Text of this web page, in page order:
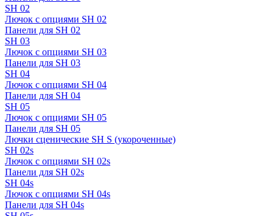
SH 02
Лючок с опциями SH 02
Панели для SH 02
SH 03
Лючок с опциями SH 03
Панели для SH 03
SH 04
Лючок с опциями SH 04
Панели для SH 04
SH 05
Лючок с опциями SH 05
Панели для SH 05
Лючки сценические SH S (укороченные)
SH 02s
Лючок с опциями SH 02s
Панели для SH 02s
SH 04s
Лючок с опциями SH 04s
Панели для SH 04s